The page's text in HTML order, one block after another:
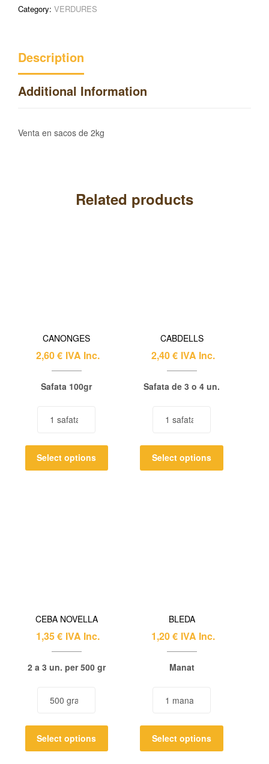
Category: VERDURES
Description
Additional Information
Venta en sacos de 2kg
Related products
CANONGES
2,60€ IVA Inc.
Safata 100gr
Select options
CABDELLS
2,40€ IVA Inc.
Safata de 3 o 4 un.
Select options
CEBA NOVELLA
1,35€ IVA Inc.
2 a 3 un. per 500 gr
Select options
BLEDA
1,20€ IVA Inc.
Manat
Select options